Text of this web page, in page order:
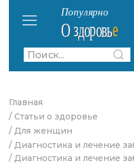
Главная
/ Статьи о здоровье
/ Для женщин
/ Диагностика и лечение
/ Диагностика и лечение